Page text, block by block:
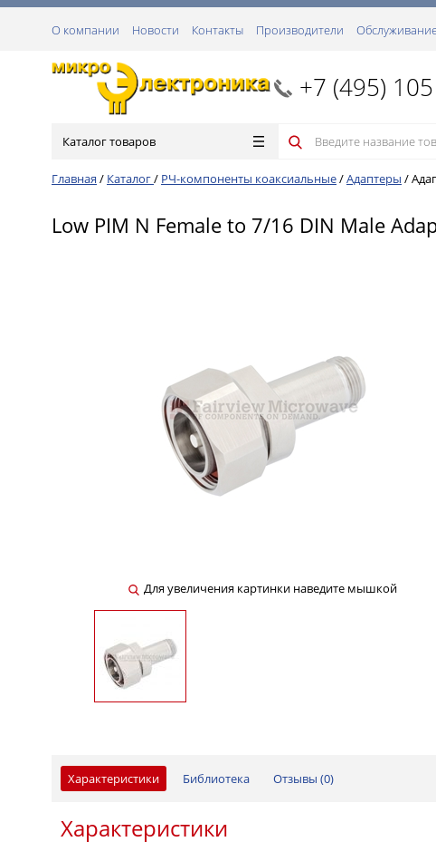
О компании Новости Контакты Производители
+7 (495)
Каталог товаров
Главная / Каталог/ РЧ-компоненты коаксиальные/Адаптеры /
Low PIM N Female to 7/16 DIN Male
Для увеличения картинки наведите мышкой
Характеристики Библиотека Отзывы (0)
Характеристики